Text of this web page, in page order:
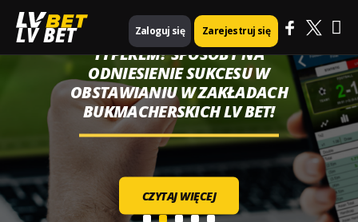
LV BET Zaloguj się Zarejestruj się
JAK ZOSTAĆ DOBRYM
TYPEREM? SPOSOBY NA
ODNIESIENIE SUKCESU W
OBSTAWIANIU W ZAKŁADACH
BUKMACHERSKICH LV BET!
CZYTAJ WIĘCEJ